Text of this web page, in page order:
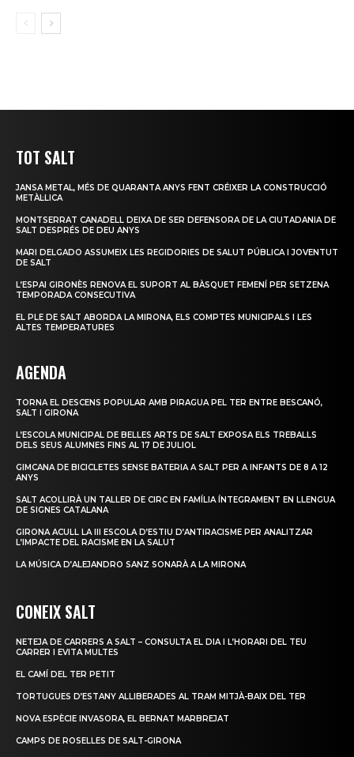
TOT SALT
JANSA METAL, MÉS DE QUARANTA ANYS FENT CRÉIXER LA CONSTRUCCIÓ
METÀL·LICA
MONTSERRAT CANADELL DEIXA DE SER DEFENSORA DE LA CIUTADANIA DE
SALT DESPRÉS DE DEU ANYS
MARI DELGADO ASSUMEIX LES REGIDORIES DE SALUT PÚBLICA I JOVENTUT
DE SALT
L’ESPAI GIRONÈS RENOVA EL SUPORT AL BÀSQUET FEMENÍ PER SETZENA
TEMPORADA CONSECUTIVA
EL PLE DE SALT ABORDA LA MIRONA, ELS COMPTES MUNICIPALS I LES
ALTES TEMPERATURES
AGENDA
TORNA EL DESCENS POPULAR AMB PIRAGUA PEL TER ENTRE BESCANÓ,
SALT I GIRONA
L’ESCOLA MUNICIPAL DE BELLES ARTS DE SALT EXPOSA ELS TREBALLS
DELS SEUS ALUMNES FINS AL 17 DE JULIOL
GIMCANA DE BICICLETES SENSE BATERIA A SALT PER A INFANTS DE 8 A 12
ANYS
SALT ACOLLIRÀ UN TALLER DE CIRC EN FAMÍLIA ÍNTEGRAMENT EN LLENGUA
DE SIGNES CATALANA
GIRONA ACULL LA III ESCOLA D’ESTIU D’ANTIRACISME PER ANALITZAR
L’IMPACTE DEL RACISME EN LA SALUT
LA MÚSICA D’ALEJANDRO SANZ SONARÀ A LA MIRONA
CONEIX SALT
NETEJA DE CARRERS A SALT – CONSULTA EL DIA I L’HORARI DEL TEU
CARRER I EVITA MULTES
EL CAMÍ DEL TER PETIT
TORTUGUES D’ESTANY ALLIBERADES AL TRAM MITJÀ-BAIX DEL TER
NOVA ESPÈCIE INVASORA, EL BERNAT MARBREJAT
CAMPS DE ROSELLES DE SALT-GIRONA